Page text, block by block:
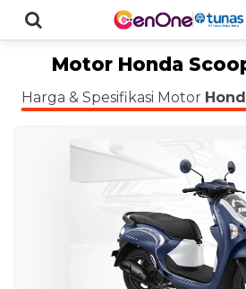
Motor Honda
Harga & Spesifikasi Motor